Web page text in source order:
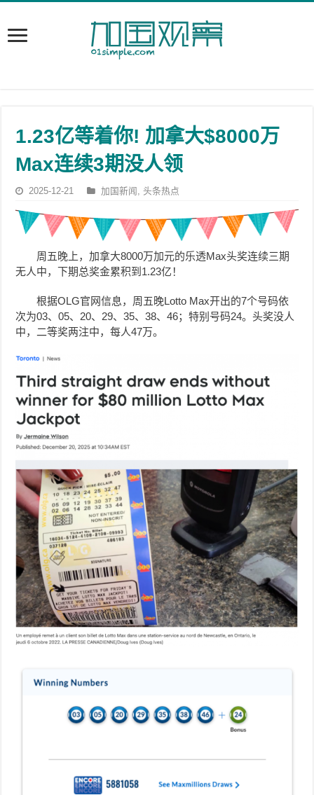
1.23亿等着你! 加拿大$8000万
Max连续3期没人领
2025-12-21 加国新闻 ,头条热点
周五晚上，加拿大8000万加元的乐透Max头奖连续三期
无人中，下期总奖金累积到1.23亿！
根据OLG官网信息，周五晚Lotto Max开出的7个号码依
次为03、05、20、29、35、38、46；特别号码24。头奖没人
中，二等奖两注中，每人47万。